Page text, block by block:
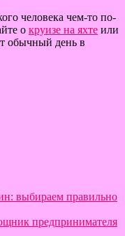
человека чем-то по-
о круизе на яхте или
обычный день в
выбираем правильно
предпринимателя